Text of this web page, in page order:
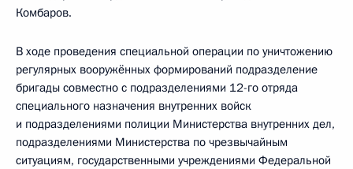
Комбаров.
В ходе проведения специальной операции по уничтожению
регулярных вооружённых формирований подразделение
бригады совместно с подразделениями 12-го отряда
специального назначения внутренних войск
и подразделениями полиции Министерства внутренних дел,
подразделениями Министерства по чрезвычайным
ситуациям, государственными учреждениями Федеральной